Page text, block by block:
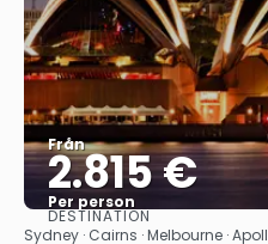
Från
2.815 €
Per person
DESTINATION
Sydney · Cairns · Melbourne ·